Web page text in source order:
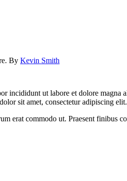
By Kevin Smith
incididunt ut labore et dolore
sit amet, consectetur adipiscing elit.
erat commodo ut. Praesent finibus